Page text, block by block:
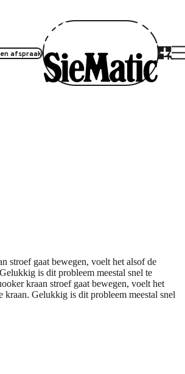
afspraak
stroef gaat bewegen, voelt het alsof de
is dit probleem meestal snel te
kraan stroef gaat bewegen, voelt het
kraan. Gelukkig is dit probleem meestal snel